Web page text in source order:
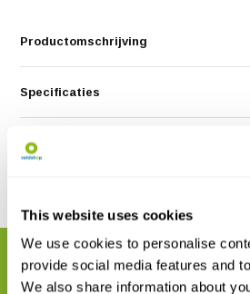
This website uses cookies
We use cookies to personalise
provide social media features and
We also share information about
Productomschrijving
Specificaties
Reviews
GERELATEERDE PRODUCTEN
Maak uw bestelling compleet